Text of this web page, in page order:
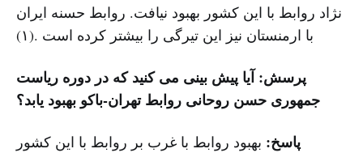
نژاد روابط با این کشور بهبود نیافت. روابط حسنه ایران
با ارمنستان نیز این تیرگی را بیشتر کرده است .(١)
پرسش: آیا پیش بینی می کنید که در دوره ریاست
جمهوری حسن روحانی روابط تهران-باکو بهبود یابد؟
پاسخ: بهبود روابط با غرب بر روابط با این کشور